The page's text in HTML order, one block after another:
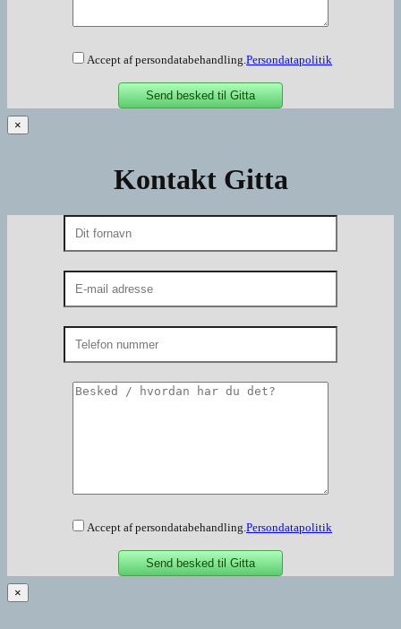
Accept af persondatabehandling.Persondatapolitik
×
Kontakt Gitta
Accept af persondatabehandling.Persondatapolitik
×